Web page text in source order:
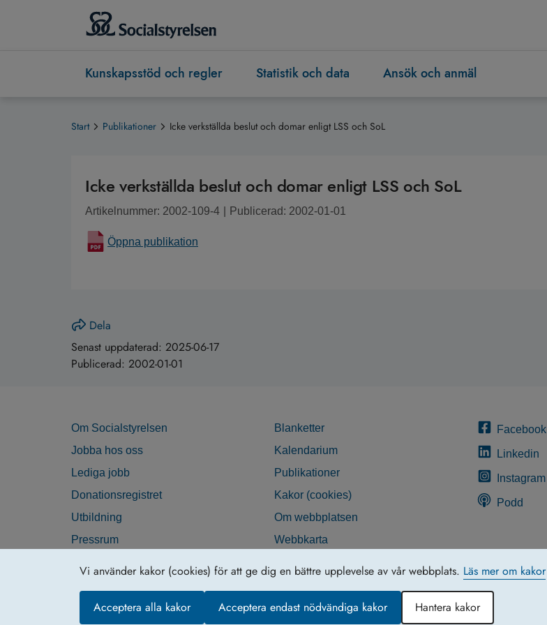
Vi använder kakor (cookies) för att ge dig en bättre upplevelse av vår webbplats. Läs mer om kakor
Acceptera alla kakor Acceptera endast nödvändiga kakor Hantera kakor
Kunskapsstöd och regler Statistik och data Ansök och anmäl
Start Publikationer Icke verkställda beslut och domar enligt LSS och SoL
Icke verkställda beslut och domar enligt LSS och SoL
Artikelnummer: 2002-109-4 Publicerad: 2002-01-01
Öppna publikation
Dela
Senast uppdaterad: 2025-06-17
Publicerad: 2002-01-01
Om Socialstyrelsen
Jobba hos oss
Lediga jobb
Donationsregistret
Utbildning
Pressrum
Blanketter
Kalendarium
Publikationer
Kakor (cookies)
Om webbplatsen
Webbkarta
Facebook
Linkedin
Instagram
Podd